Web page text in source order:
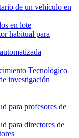
de un vehículo en
en lote
habitual para
Tecnológico
investigación
para profesores de
para directores de